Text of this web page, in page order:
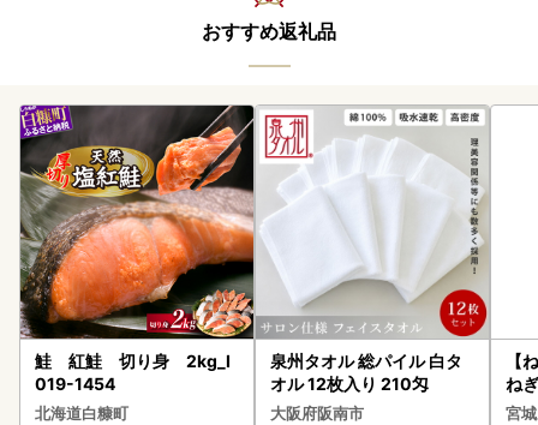
おすすめ返礼品
鮭 紅鮭 切り身 2kg_I
019-1454
北海道白糠町
泉州タオル 総パイル 白タ
オル 12枚入り 210匁
大阪府阪南市
【
ね
宮